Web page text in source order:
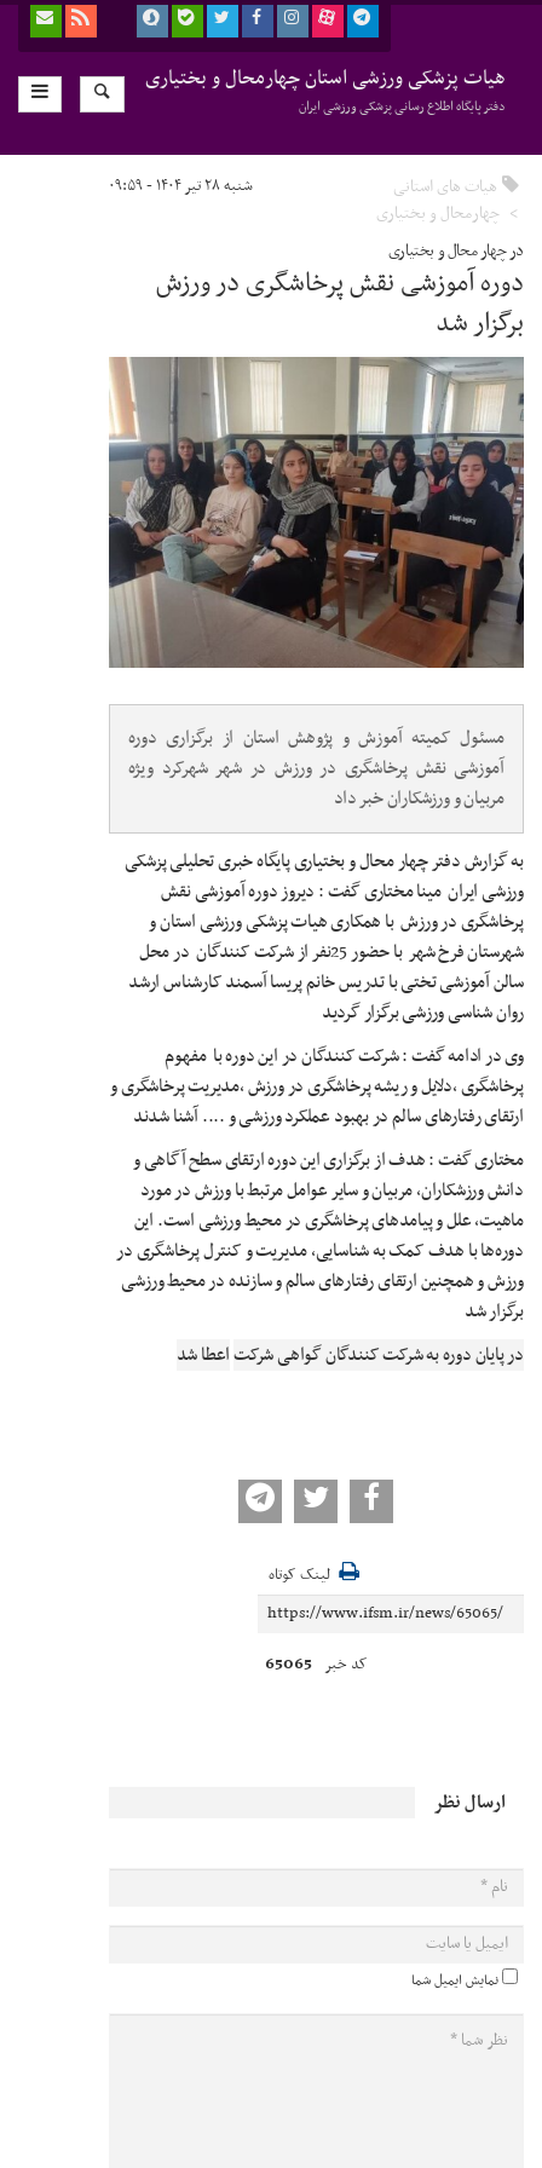
هیات پزشکی ورزشی استان چهارمحال و بختیاری
دفتر پایگاه اطلاع رسانی پزشکی ورزشی ایران
هیات های استانی
چهارمحال و بختیاری
شنبه ۲۸ تیر ۱۴۰۴ - ۰۹:۵۹
در چهار محال و بختیاری
دوره آموزشی نقش پرخاشگری در ورزش
برگزار شد
مسئول کمیته آموزش و پژوهش استان از برگزاری دوره
آموزشی نقش پرخاشگری در ورزش در شهر شهرکرد ویژه
مربیان و ورزشکاران خبر داد
به گزارش دفتر چهار محال و بختیاری پایگاه خبری تحلیلی پزشکی
ورزشی ایران مینا مختاری گفت : دیروز دوره آموزشی نقش
پرخاشگری در ورزش با همکاری هیات پزشکی ورزشی استان و
شهرستان فرخ شهر با حضور 25نفر از شرکت کنندگان در محل
سالن آموزشی تختی با تدریس خانم پریسا آسمند کارشناس ارشد
روان شناسی ورزشی برگزار گردید
وی در ادامه گفت : شرکت کنندگان در این دوره با مفهوم
پرخاشگری ،دلایل و ریشه پرخاشگری در ورزش ،مدیریت پرخاشگری و
ارتقای رفتارهای سالم در بهبود عملکرد ورزشی و .... آشنا شدند
مختاریگفت : هدف از برگزاری این دورهارتقای سطح آگاهی و
دانش ورزشکاران، مربیان و سایر عوامل مرتبط با ورزش در مورد
ماهیت، علل و پیامدهای پرخاشگری در محیط ورزشی است.این
دوره‌ها با هدف کمک به شناسایی، مدیریت و کنترل پرخاشگری در
ورزش و همچنین ارتقای رفتارهای سالم و سازنده در محیط ورزشی
برگزار شد
در پایان دوره به شرکت کنندگان گواهی شرکتاعطا شد
لینک کوتاه
کد خبر 65065
ارسال نظر
نمایش ایمیل شما